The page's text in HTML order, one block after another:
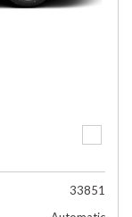
33851